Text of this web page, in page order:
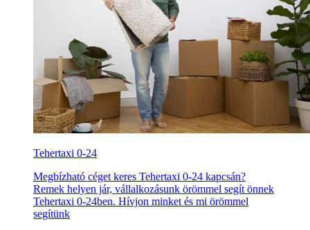
Tehertaxi 0-24
Megbízható céget keres Tehertaxi 0-24 kapcsán?
Remek helyen jár, vállalkozásunk örömmel segít önnek
Tehertaxi 0-24ben. Hívjon minket és mi örömmel
segítünk